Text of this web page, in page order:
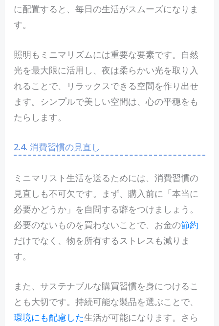
に配置すると、毎日の生活がスムーズになりま
す。
照明もミニマリズムには重要な要素です。自然
光を最大限に活用し、夜は柔らかい光を取り入
れることで、リラックスできる空間を作り出せ
ます。シンプルで美しい空間は、心の平穏をも
たらします。
2.4. 消費習慣の見直し
ミニマリスト生活を送るためには、消費習慣の
見直しも不可欠です。まず、購入前に「本当に
必要かどうか」を自問する癖をつけましょう。
必要のないものを買わないことで、お金の節約
だけでなく、物を所有するストレスも減りま
す。
また、サステナブルな購買習慣を身につけるこ
とも大切です。持続可能な製品を選ぶことで、
環境にも配慮した生活が可能になります。さら